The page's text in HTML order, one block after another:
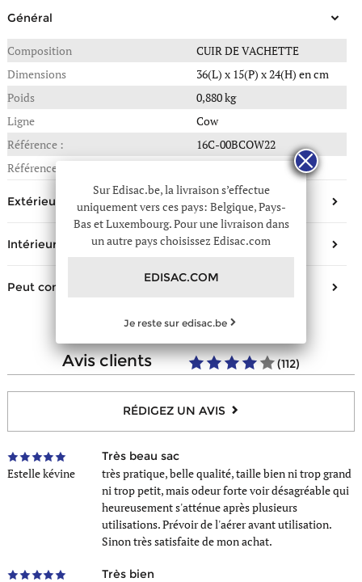
Général
Composition
CUIR DE VACHETTE
Dimensions
36(L) x 15(P) x 24(H) en cm
Poids
0,880 kg
Ligne
Cow
Référence :
16C-00BCOW22
Référence fournisseur
Extérieur
Cuir
Nombre de poches avant
1
Oui
Bandoulière amovible
Oui
Type de portée
A la main
Intérieur
2
Polyester
Peut contenir
Non
avis clients (112)
Estelle kévine
Très beau sac
très pratique, belle qualité, taille bien ni trop grand
ni trop petit, mais odeur forte voir désagréable qui
heureusement s'atténue après plusieurs
utilisations. Prévoir de l'aérer avant utilisation.
Sinon très satisfaite de mon achat.
Très bien
RÉDIGEZ UN AVIS
Sur Edisac.be, la livraison s’effectue
uniquement vers ces pays: Belgique, Pays-
Bas et Luxembourg. Pour une livraison dans
un autre pays choisissez Edisac.com
EDISAC.COM
Je reste sur edisac.be